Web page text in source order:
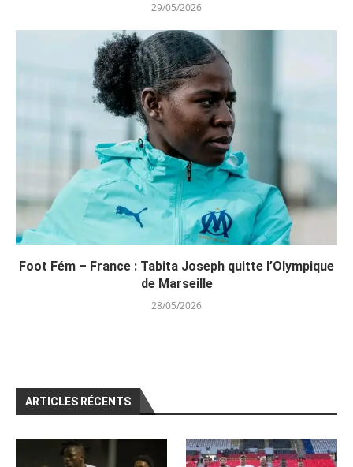
29/05/2026
Foot Fém – France : Tabita Joseph quitte l’Olympique
de Marseille
28/05/2026
ARTICLES RÉCENTS